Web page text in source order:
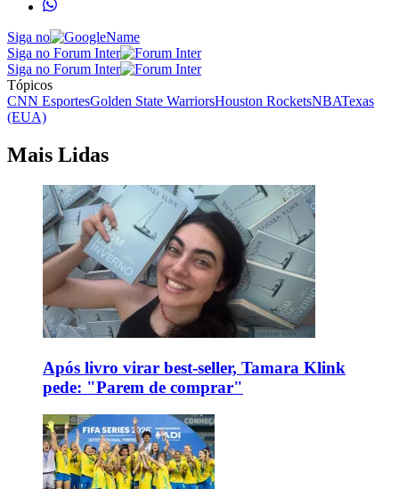
Siga no
Siga no Forum Inter
Siga no Forum Inter
Tópicos
CNN EsportesGolden State WarriorsHouston RocketsNBATexas
(EUA)
Mais Lidas
Após livro virar best-seller, Tamara Klink
pede: "Parem de comprar"